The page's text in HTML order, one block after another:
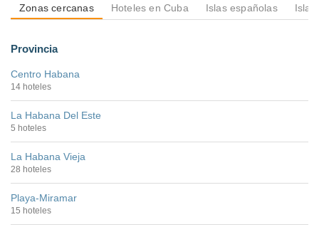
Zonas cercanas Hoteles en Cuba Islas españolas Islas
Provincia
Centro Habana
14 hoteles
La Habana Del Este
5 hoteles
La Habana Vieja
28 hoteles
Playa-Miramar
15 hoteles